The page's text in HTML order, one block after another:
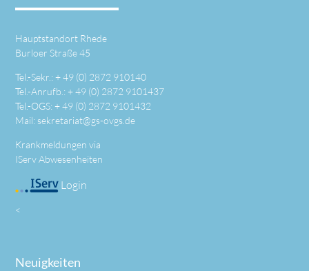
Hauptstandort Rhede
Burloer Straße 45
Tel.-Sekr.: +49 (0) 2872 910140
Tel.-Anrufb.: +49 (0) 2872 9101437
Tel.-OGS: +49 (0) 2872 9101432
Mail: sekretariat@gs-ovgs.de
Krankmeldungen via
IServ Abwesenheiten
Login
<
Neuigkeiten